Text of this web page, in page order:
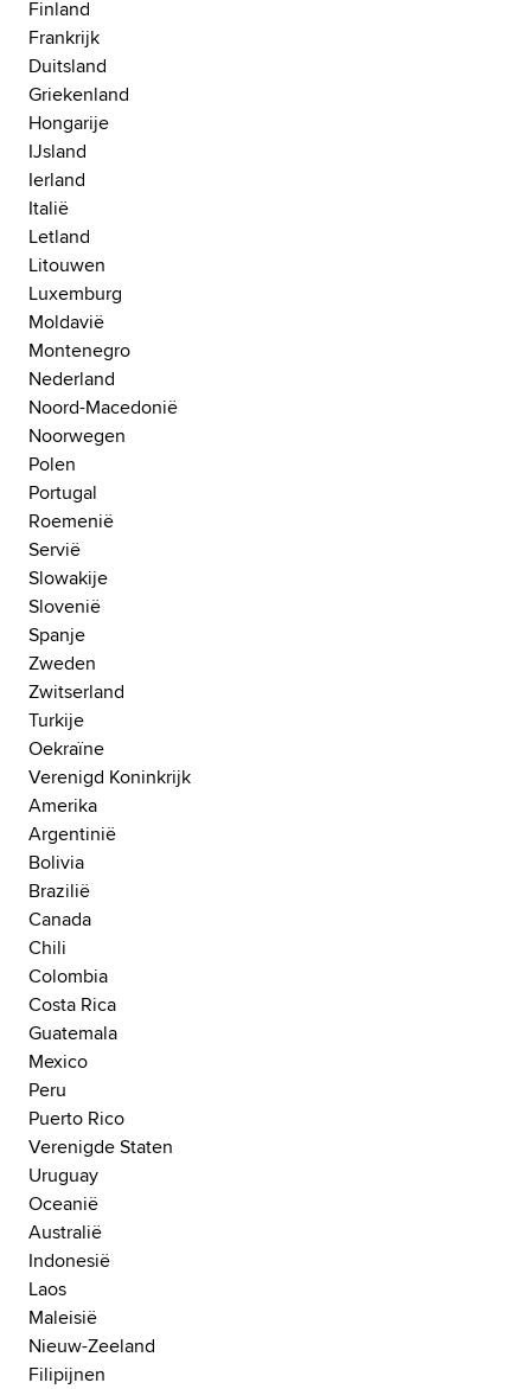
Finland
Frankrijk
Duitsland
Griekenland
Hongarije
IJsland
Ierland
Italië
Letland
Litouwen
Luxemburg
Moldavië
Montenegro
Nederland
Noord-Macedonië
Noorwegen
Polen
Portugal
Roemenië
Servië
Slowakije
Slovenië
Spanje
Zweden
Zwitserland
Turkije
Oekraïne
Verenigd Koninkrijk
Amerika
Argentinië
Bolivia
Brazilië
Canada
Chili
Colombia
Costa Rica
Guatemala
Mexico
Peru
Puerto Rico
Verenigde Staten
Uruguay
Oceanië
Australië
Indonesië
Laos
Maleisië
Nieuw-Zeeland
Filipijnen